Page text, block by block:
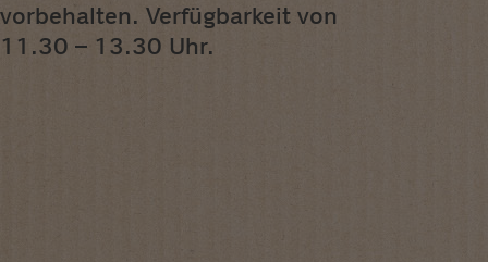
vorbehalten. Verfügbarkeit von
11.30 – 13.30 Uhr.